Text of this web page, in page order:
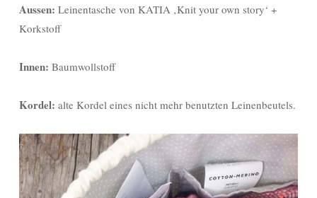
Aussen: Leinentasche von KATIA ‚Knit your own story‘ +
Korkstoff
Innen: Baumwollstoff
Kordel: alte Kordel eines nicht mehr benutzten Leinenbeutels.